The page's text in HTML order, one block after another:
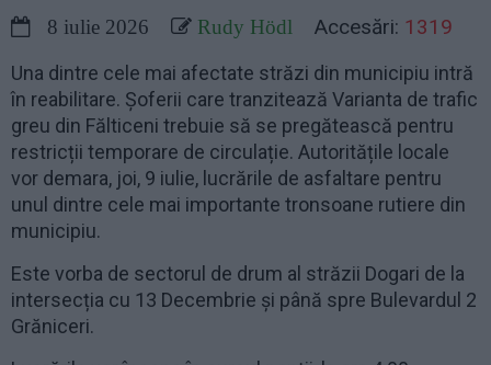
8 iulie 2026 Rudy Hödl Accesări: 1319
Una dintre cele mai afectate străzi din municipiu intră
în reabilitare. Șoferii care tranzitează Varianta de trafic
greu din Fălticeni trebuie să se pregătească pentru
restricții temporare de circulație. Autoritățile locale
vor demara, joi, 9 iulie, lucrările de asfaltare pentru
unul dintre cele mai importante tronsoane rutiere din
municipiu.
Este vorba de sectorul de drum al străzii Dogari de la
intersecția cu 13 Decembrie și până spre Bulevardul 2
Grăniceri.